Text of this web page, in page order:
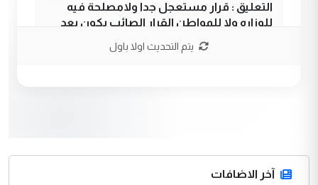
التعليق : قرار مستعجل جدا ولامصلحة فيه
للوزاره ولا للمواطن القرار الصائب يكون بعد
الاستماع للمدير ومغرفة ...
جنسية الرافد الثالث للعراق ومن اصول عريقة
ابا فرات ...
يتم التحديث اولا باول
آخر الاضافات